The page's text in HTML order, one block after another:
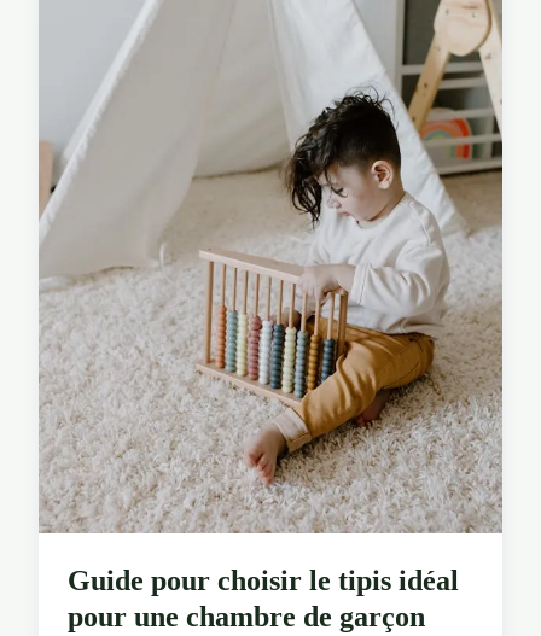
Guide pour choisir le tipis idéal
pour une chambre de garçon